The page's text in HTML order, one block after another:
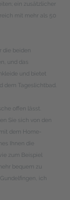
ein zusätzlicher
mit mehr als 50
die beiden
und das
und bietet
dem Tageslichtbad.
offen lässt.
Sie sich von den
dem Home-
Ihnen die
zum Beispiel
bequem zu
ich